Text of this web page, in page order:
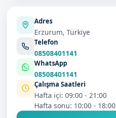
Adres
Erzurum, Türkiye
Telefon
08508401141
WhatsApp
08508401141
Çalışma Saatleri
Hafta içi: 09:00 - 21:00
Hafta sonu: 10:00 - 18:00